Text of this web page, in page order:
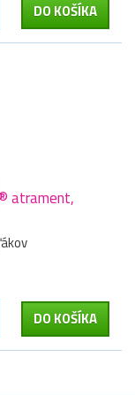
DO KOŠÍKA
atrament,
DO KOŠÍKA